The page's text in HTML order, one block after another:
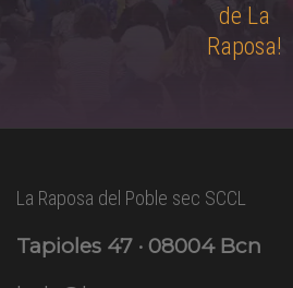
de La
Raposa!
La Raposa del Poble sec SCCL
Tapioles 47 · 08004 Bcn